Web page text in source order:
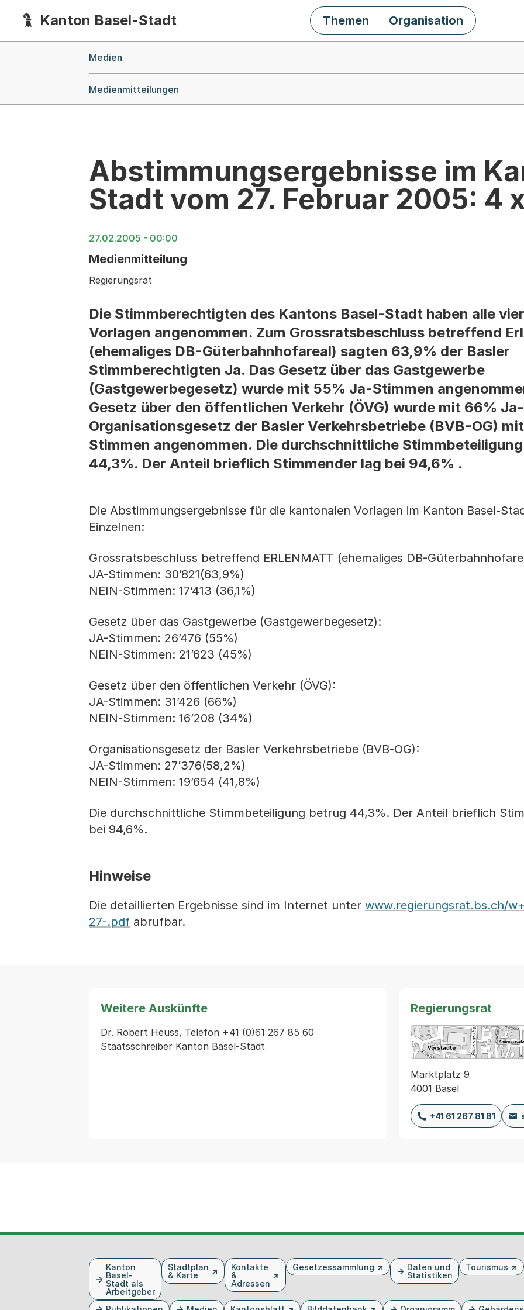
HauptnavigationKanton Basel-Stadt Themen Organisation
Medien
Medienmitteilungen
Abstimmungsergebnisse im
Stadt vom 27. Februar 2005: 4
27.02.2005 - 00:00
Medienmitteilung
Regierungsrat
Die Stimmberechtigten des Kantons Basel-Stadt haben alle
Vorlagen angenommen. Zum Grossratsbeschluss betreffend
(ehemaliges DB-Güterbahnhofareal) sagten 63,9% der Basler
Stimmberechtigten Ja. Das Gesetz über das Gastgewerbe
(Gastgewerbegesetz) wurde mit 55% Ja-Stimmen
Gesetz über den öffentlichen Verkehr (ÖVG) wurde mit 66%
Organisationsgesetz der Basler Verkehrsbetriebe (BVB-OG)
Stimmen angenommen. Die durchschnittliche
44,3%. Der Anteil brieflich Stimmender lag bei 94,6% .
Die Abstimmungsergebnisse für die kantonalen Vorlagen im Kanton Basel-
Einzelnen:
Grossratsbeschluss betreffend ERLENMATT (ehemaliges DB-
JA-Stimmen: 30’821(63,9%)
NEIN-Stimmen: 17’413 (36,1%)
Gesetz über das Gastgewerbe (Gastgewerbegesetz):
JA-Stimmen: 26’476 (55%)
NEIN-Stimmen: 21’623 (45%)
Gesetz über den öffentlichen Verkehr (ÖVG):
JA-Stimmen: 31’426 (66%)
NEIN-Stimmen: 16’208 (34%)
Organisationsgesetz der Basler Verkehrsbetriebe (BVB-OG):
JA-Stimmen: 27’376(58,2%)
NEIN-Stimmen: 19’654 (41,8%)
Die durchschnittliche Stimmbeteiligung betrug 44,3%. Der Anteil brieflich
bei 94,6%.
Hinweise
Die detaillierten Ergebnisse sind im Internet unter www.regierungsrat.bs.ch/
27-.pdf abrufbar.
Weitere Auskünfte
Dr. Robert Heuss, Telefon +41 (0)61 267 85 60
Staatsschreiber Kanton Basel-Stadt
Regierungsrat
Marktplatz 9
4001 Basel
+41 61 267 81 81
Kanton
Basel-
Stadt als
Arbeitgeber
Stadtplan
& Karte
Kontakte
&
Adressen
Gesetzessammlung
Daten und
Statistiken
Tourismus